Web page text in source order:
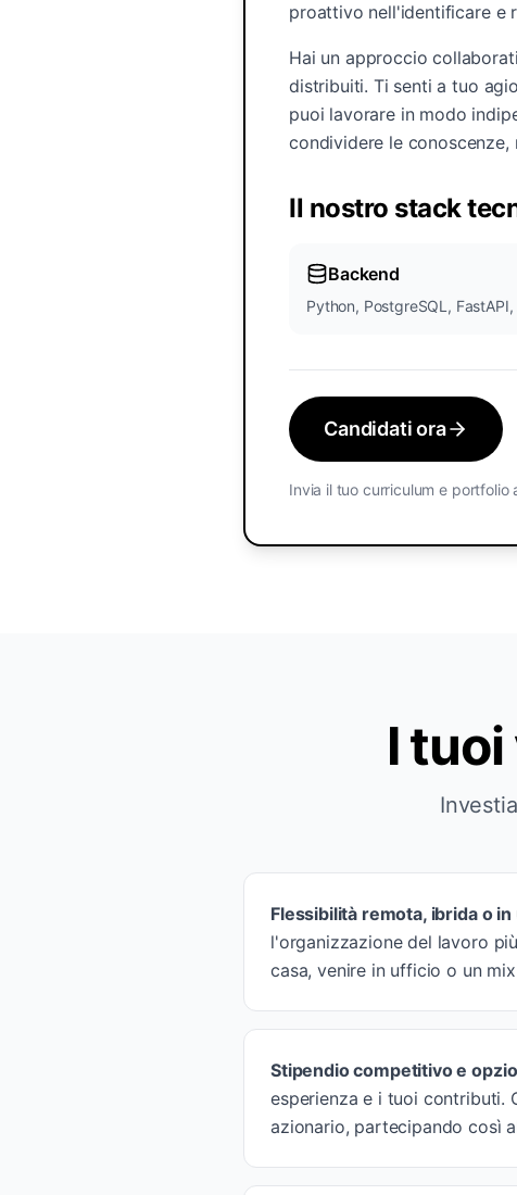
proattivo nell'identificare e
Hai un approccio
distribuiti. Ti senti a tuo
puoi lavorare in modo
condividere le
Il nostro stack
Backend
Python, PostgreSQL, FastAPI,
Candidati ora
Invia il tuo curriculum e portfolio
I
Flessibilità remota, ibrida o
l'organizzazione del lavoro
casa, venire in ufficio o un
Stipendio competitivo e
esperienza e i tuoi contributi.
azionario, partecipando così